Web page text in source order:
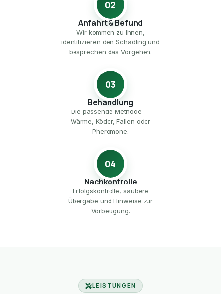
02
Anfahrt & Befund
Wir kommen zu Ihnen,
identifizieren den Schädling und
besprechen das Vorgehen.
03
Behandlung
Die passende Methode —
Wärme, Köder, Fallen oder
Pheromone.
04
Nachkontrolle
Erfolgskontrolle, saubere
Übergabe und Hinweise zur
Vorbeugung.
LEISTUNGEN